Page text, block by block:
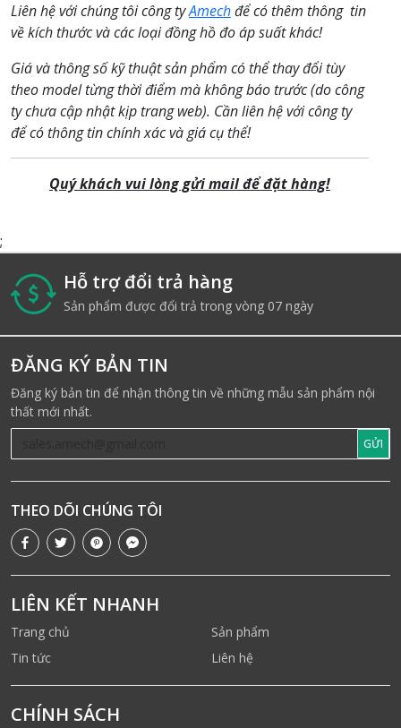
Liên hệ với chúng tôi công tyAmechđể có thêm thông tin
về kích thước và các loại đồng hồ đo áp suất khác!
Giá và thông số kỹ thuật sản phẩm có thể thay đổi tùy
theo model từng thời điểm mà không báo trước (do công
ty chưa cập nhật kịp trang web). Cần liên hệ với công ty
để có thông tin chính xác và giá cụ thể!
Quý khách vui lòng gửimail để đặt hàng!
;
Hỗ trợ đổi trả hàng
Sản phẩm được đổi trả trong vòng 07 ngày
ĐĂNG KÝ BẢN TIN
Đăng ký bản tin để nhận thông tin về những mẫu sản phẩm nội
thất mới nhất.
GỬI
THEO DÕI CHÚNG TÔI
LIÊN KẾT NHANH
Trang chủ
Sản phẩm
Tin tức
Liên hệ
CHÍNH SÁCH